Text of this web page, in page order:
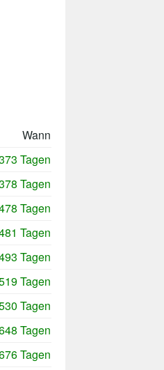
Wann
Tagen
Tagen
Tagen
Tagen
Tagen
Tagen
Tagen
Tagen
Tagen